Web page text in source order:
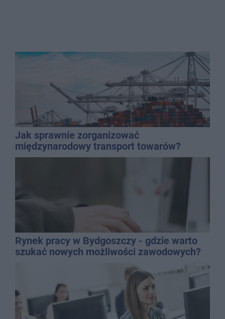
Jak sprawnie zorganizować
międzynarodowy transport towarów?
Rynek pracy w Bydgoszczy - gdzie warto
szukać nowych możliwości zawodowych?